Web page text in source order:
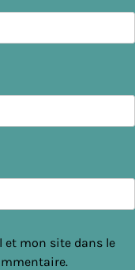
et mon site dans le